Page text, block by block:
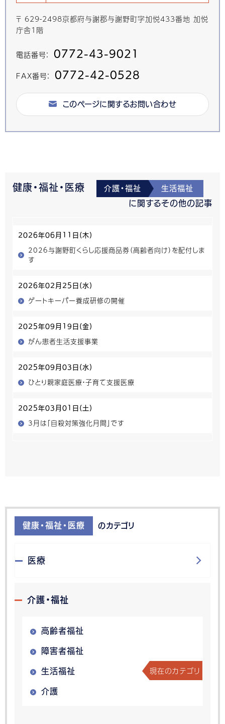
〒 629-2498京都府与謝郡与謝野町字加悦433番地 加悦
庁舎1階
電話番号： 0772-43-9021
FAX番号： 0772-42-0528
このページに関するお問い合わせ
健康・福祉・医療 介護・福祉 生活福祉
に関するその他の記事
2026年06月11日(木)
2026与謝野町くらし応援商品券（高齢者向け）を配付しま
す
2026年02月25日(水)
ゲートキーパー養成研修の開催
2025年09月19日(金)
がん患者生活支援事業
2025年09月03日(水)
ひとり親家庭医療・子育て支援医療
2025年03月01日(土)
3月は「自殺対策強化月間」です
健康・福祉・医療 のカテゴリ
医療
介護・福祉
高齢者福祉
障害者福祉
生活福祉 現在のカテゴリ
介護